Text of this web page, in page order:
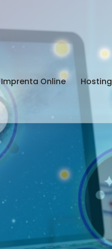
Imprenta Online Hosting